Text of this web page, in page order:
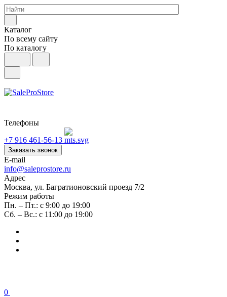
Каталог
По всему сайту
По каталогу
Телефоны
+7 916 461-56-13
Заказать звонок
E-mail
info@saleprostore.ru
Адрес
Москва, ул. Багратионовский проезд 7/2
Режим работы
Пн. – Пт.: с 9:00 до 19:00
Сб. – Вс.: с 11:00 до 19:00
0